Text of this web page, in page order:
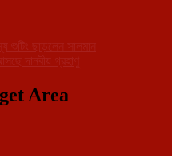
শুটিং ছাড়লেন সালমান
দানবীয় গ্রহাণু
Area